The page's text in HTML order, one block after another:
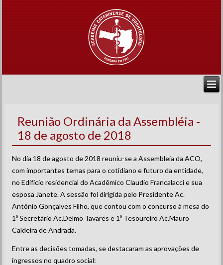
Reunião Ordinária da Assembléia -
18 de agosto de 2018
No dia 18 de agosto de 2018 reuniu-se a Assembleia da ACO,
com importantes temas para o cotidiano e futuro da entidade,
no Edifício residencial do Acadêmico Claudio Francalacci e sua
esposa Janete. A sessão foi dirigida pelo Presidente Ac.
Antônio Gonçalves Filho, que contou com o concurso à mesa do
1º Secretário Ac.Delmo Tavares e 1º Tesoureiro Ac.Mauro
Caldeira de Andrada.
Entre as decisões tomadas, se destacaram as aprovações de
ingressos no quadro social: